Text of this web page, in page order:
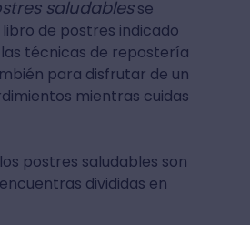
saludablesse
de postres indicado
técnicas de repostería
para disfrutar de un
mientras cuidas
postres saludables son
divididas en